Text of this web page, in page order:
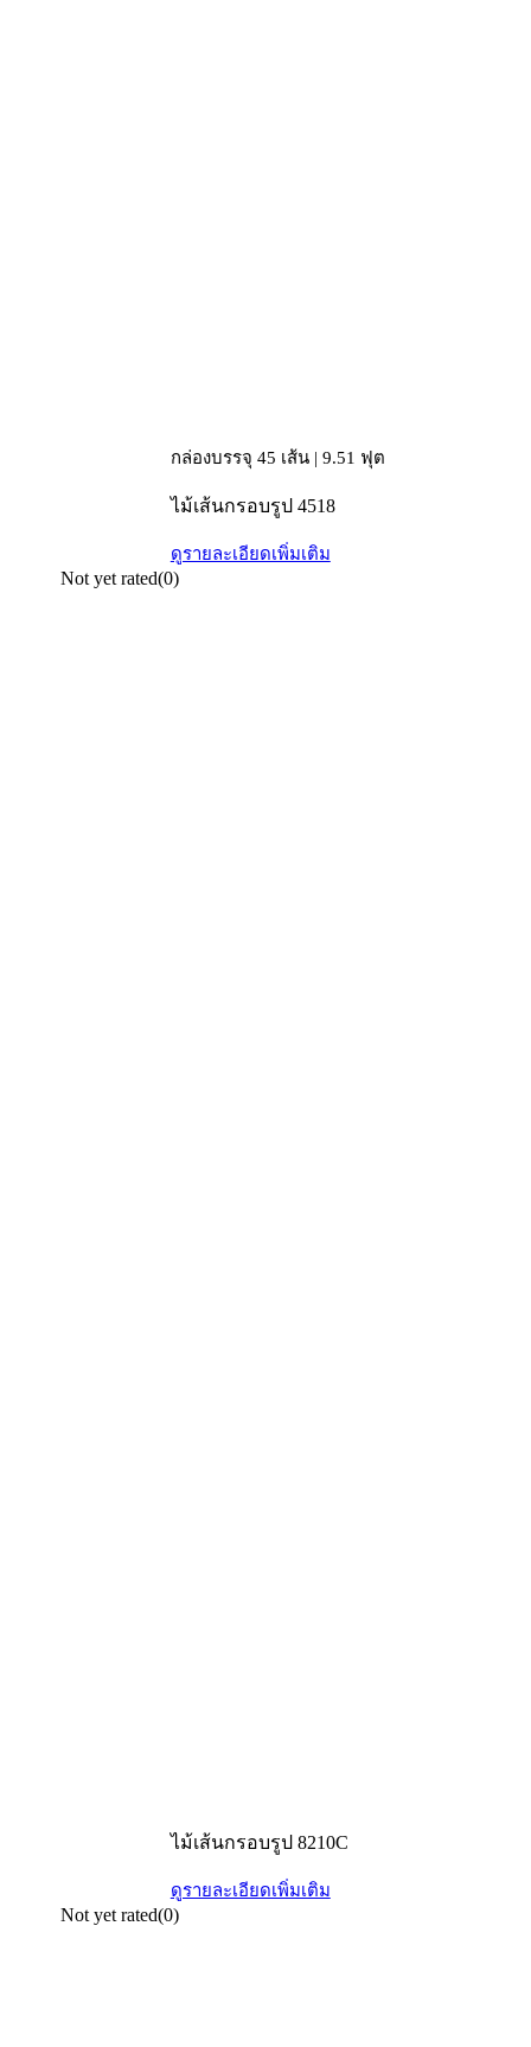
กล่องบรรจุ 45 เส้น | 9.51 ฟุต
ไม้เส้นกรอบรูป 4518
ดูรายละเอียดเพิ่มเติม
Not yet rated(0)
ไม้เส้นกรอบรูป 8210C
ดูรายละเอียดเพิ่มเติม
Not yet rated(0)